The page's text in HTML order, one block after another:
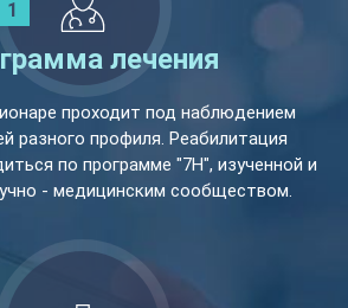
лечения
проходит под наблюдением
разного профиля. Реабилитация
по программе "7Н", изученной и
- медицинским сообществом.